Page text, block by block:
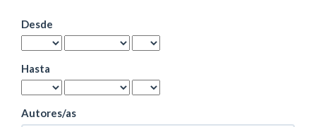
Desde
Hasta
Autores/as